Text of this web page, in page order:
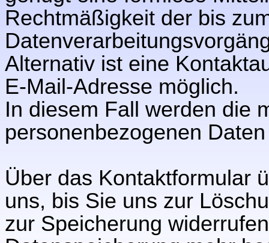
Rechtmäßigkeit der bis
Alternativ ist eine
E-Mail-Adresse möglich.
In diesem Fall werden die
personenbezogenen
Über das Kontaktformular
uns, bis Sie uns zur
zur Speicherung